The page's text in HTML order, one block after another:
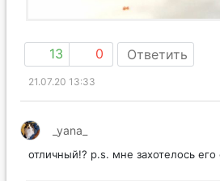
13 0 Ответить
21.07.20 13:33
_yana_
отличный!? p.s. мне захотелось